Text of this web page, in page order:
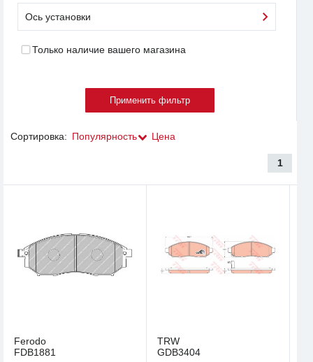
Ось установки
Только наличие вашего магазина
Сортировка: Популярность Цена
1
Ferodo
FDB1881
TRW
GDB3404